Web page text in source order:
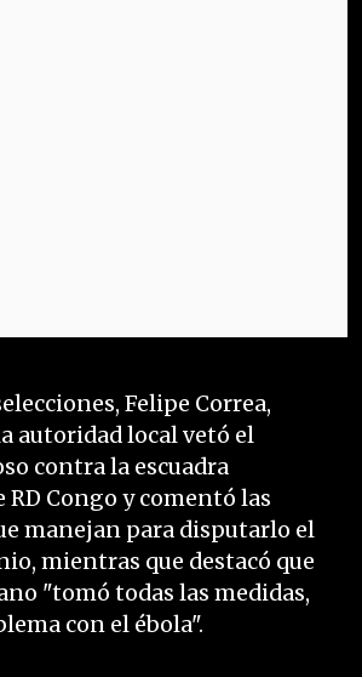
Felipe Correa,
autoridad local vetó el
contra la escuadra
Congo y comentó las
manejan para disputarlo el
mientras que destacó que
"tomó todas las medidas,
con el ébola".